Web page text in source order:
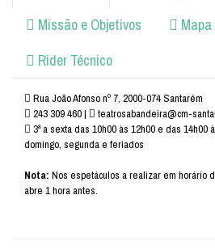
Missão e Objetivos
Rider Técnico
Rua João Afonso nº 7, 2000-074 Santarém
243 309 460 |
teatrosabandeira@cm-
3ª a sexta das 10h00 às 12h00 e das 14h00
domingo, segunda e feriados
Nota: Nos espetáculos a realizar em horário
abre 1 hora antes.